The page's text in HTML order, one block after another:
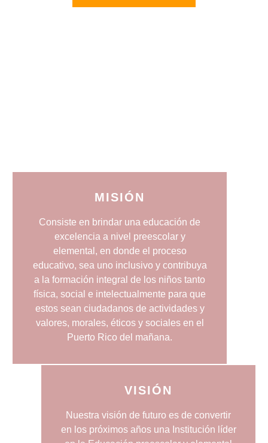
MISIÓN
Consiste en brindar una educación de
excelencia a nivel preescolar y
elemental, en donde el proceso
educativo, sea uno inclusivo y contribuya
a la formación integral de los niños tanto
física, social e intelectualmente para que
estos sean ciudadanos de actividades y
valores, morales, éticos y sociales en el
Puerto Rico del mañana.
VISIÓN
Nuestra visión de futuro es de convertir
en los próximos años una Institución líder